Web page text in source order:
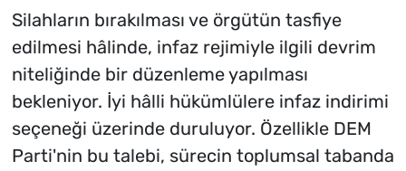
Silahların bırakılması ve örgütün tasfiye
edilmesi hâlinde, infaz rejimiyle ilgili devrim
niteliğinde bir düzenleme yapılması
bekleniyor. İyi hâlli hükümlülere infaz indirimi
seçeneği üzerinde duruluyor. Özellikle DEM
Parti'nin bu talebi, sürecin toplumsal tabanda